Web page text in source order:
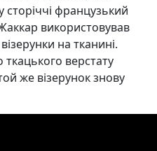
сторіччі французький
використовував
на тканині.
ткацького верстату
же візерунок знову